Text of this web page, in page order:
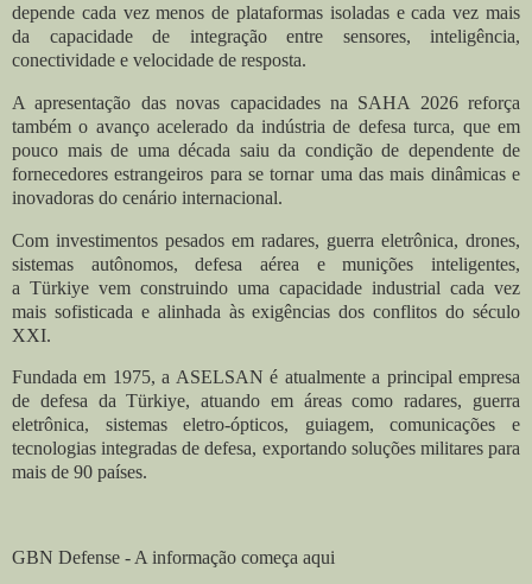
depende cada vez menos de plataformas isoladas e cada vez mais
da capacidade de integração entre sensores, inteligência,
conectividade e velocidade de resposta.
A apresentação das novas capacidades na SAHA 2026 reforça
também o avanço acelerado da indústria de defesa turca, que em
pouco mais de uma década saiu da condição de dependente de
fornecedores estrangeiros para se tornar uma das mais dinâmicas e
inovadoras do cenário internacional.
Com investimentos pesados em radares, guerra eletrônica, drones,
sistemas autônomos, defesa aérea e munições inteligentes,
a Türkiye vem construindo uma capacidade industrial cada vez
mais sofisticada e alinhada às exigências dos conflitos do século
XXI.
Fundada em 1975, a ASELSAN é atualmente a principal empresa
de defesa daTürkiye, atuando em áreas como radares, guerra
eletrônica, sistemas eletro-ópticos, guiagem, comunicações e
tecnologias integradas de defesa, exportando soluções militares para
mais de 90 países.
GBN Defense - A informação começa aqui